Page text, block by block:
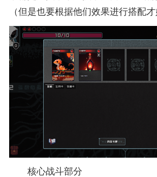
（但是也要根据他们效果进行搭配才
核心战斗部分